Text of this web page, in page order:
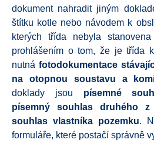
dokument nahradit jiným
štítku kotle nebo návodem k
kterých třída nebyla
prohlášením o tom, že je třída
nutná fotodokumentace
na otopnou soustavu a
doklady jsou písemné
písemný souhlas druhého
souhlas vlastníka pozemku.
formuláře, které postačí správně